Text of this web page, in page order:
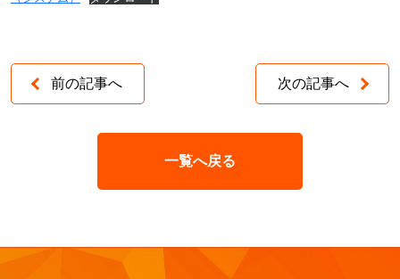
前の記事へ 次の記事へ
一覧へ戻る